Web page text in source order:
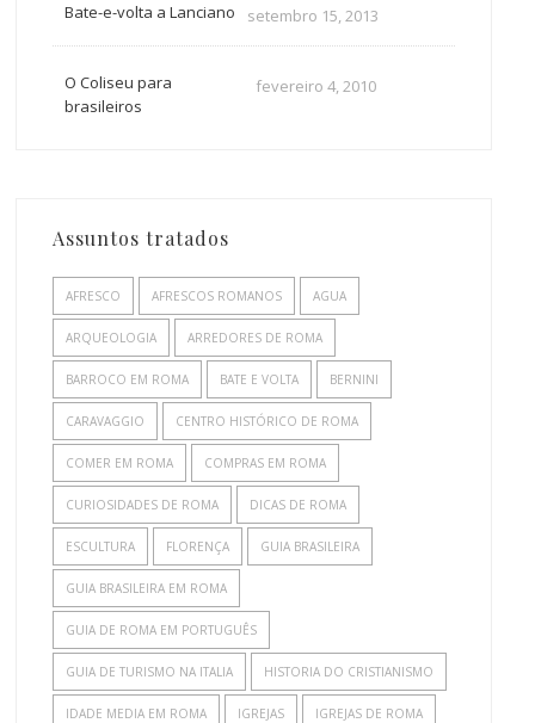
Bate-e-volta a Lanciano setembro 15, 2013
O Coliseu para
brasileiros
fevereiro 4, 2010
Assuntos tratados
AFRESCO AFRESCOS ROMANOS AGUA
ARQUEOLOGIA ARREDORES DE ROMA
BARROCO EM ROMA BATE E VOLTA BERNINI
CARAVAGGIO CENTRO HISTÓRICO DE ROMA
COMER EM ROMA COMPRAS EM ROMA
CURIOSIDADES DE ROMA DICAS DE ROMA
ESCULTURA FLORENÇA GUIA BRASILEIRA
GUIA BRASILEIRA EM ROMA
GUIA DE ROMA EM PORTUGUÊS
GUIA DE TURISMO NA ITALIA HISTORIA DO CRISTIANISMO
IDADE MEDIA EM ROMA IGREJAS IGREJAS DE ROMA